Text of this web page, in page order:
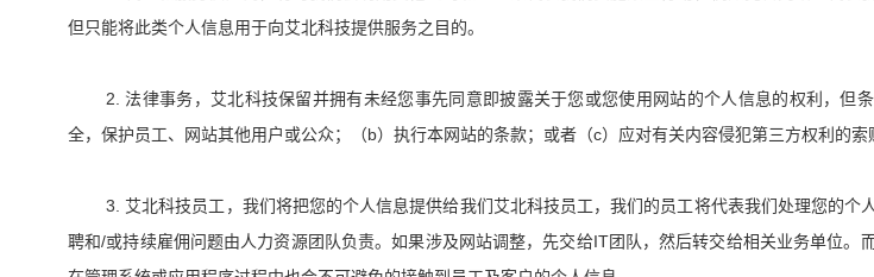
但只能将此类个人信息用于向艾北科技提供服务之目的。
2. 法律事务，艾北科技保留并拥有未经您事先同意即披露关于您或您使用网站的个人信息的权利，但
全，保护员工、网站其他用户或公众；（b）执行本网站的条款；或者（c）应对有关内容侵犯第三方权利的
3. 艾北科技员工，我们将把您的个人信息提供给我们艾北科技员工，我们的员工将代表我们处理您的
聘和/或持续雇佣问题由人力资源团队负责。如果涉及网站调整，先交给IT团队，然后转交给相关业务单位。